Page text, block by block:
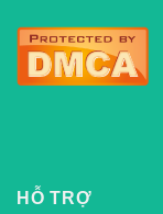
HỖ TRỢ